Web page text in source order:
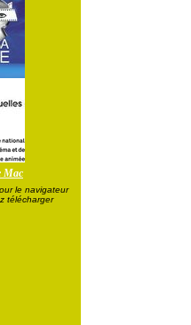
Mac
le navigateur
télécharger